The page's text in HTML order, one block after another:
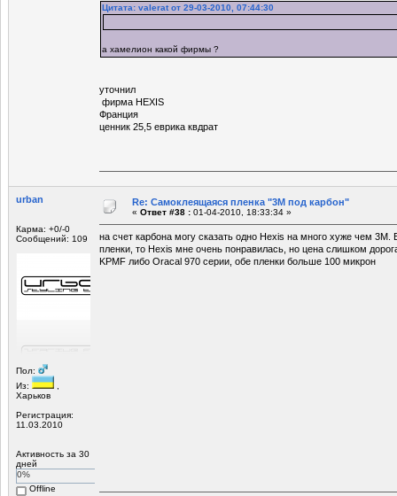
Цитата: valerat от 29-03-2010, 07:44:30
а хамелион какой фирмы ?
уточнил
фирма HEXIS
Франция
ценник 25,5 еврика квдрат
urban
Карма: +0/-0
Сообщений: 109
Пол:
Из:
Харьков
Регистрация:
11.03.2010
Активность за 30
дней
0%
Offline
Re: Самоклеящаяся пленка "3М под карбон"
« Ответ #38 : 01-04-2010, 18:33:34 »
на счет карбона могу сказать одно Hexis на много хуже чем 3М.
пленки, то Hexis мне очень понравилась, но цена слишком
KPMF либо Oracal 970 серии, обе пленки больше 100 микрон